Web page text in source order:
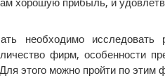
хорошую прибыль, и
необходимо исследовать
фирм, особенности
этого можно пройти по этим